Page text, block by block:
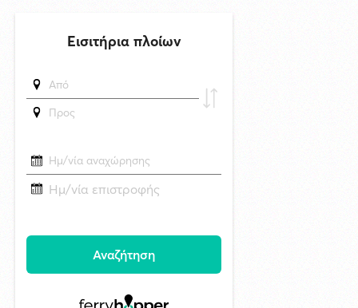
Το Μικροβιολογικό ιατρείο του Αντωνίου Τσιαμπούρη θα είναι
κλειστό από την Δευτέρα 10/8 έως και την Δευτέρα 17/8